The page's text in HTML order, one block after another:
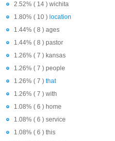
2.52% ( 14 ) wichita
1.80% ( 10 ) location
1.44% ( 8 ) ages
1.44% ( 8 ) pastor
1.26% ( 7 ) kansas
1.26% ( 7 ) people
1.26% ( 7 ) that
1.26% ( 7 ) with
1.08% ( 6 ) home
1.08% ( 6 ) service
1.08% ( 6 ) this